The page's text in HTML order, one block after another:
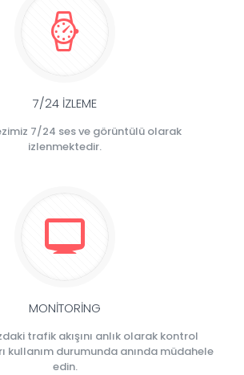
7/24 İZLEME
7/24 ses ve görüntülü olarak
izlenmektedir.
MONİTORİNG
trafik akışını anlık olarak kontrol
kullanım durumunda anında müdahele
edin.